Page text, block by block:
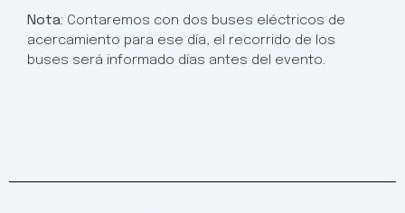
Nota: Contaremos con dos buses eléctricos de
acercamiento para ese día, el recorrido de los
buses será informado días antes del evento.